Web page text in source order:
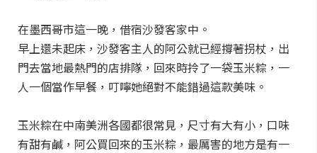
在墨西哥市這一晚，借宿沙發客家中。
早上還未起床，沙發客主人的阿公就已經撐著拐杖，出
門去當地最熱門的店排隊，回來時拎了一袋玉米粽，一
人一個當作早餐，叮嚀她絕對不能錯過這款美味。
玉米粽在中南美洲各國都很常見，尺寸有大有小，口味
有甜有鹹，阿公買回來的玉米粽，最厲害的地方是有一